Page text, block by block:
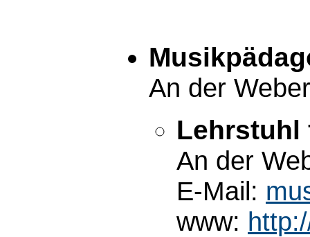
An der
Lehrstuhl
An der
E-Mail:
www: